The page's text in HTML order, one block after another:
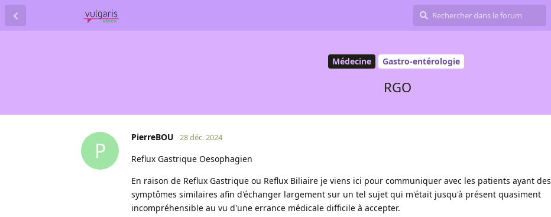
Médecine Gastro-entérologie
RGO
P
PierreBOU 28 déc. 2024
Reflux Gastrique Oesophagien
En raison de Reflux Gastrique ou Reflux Biliaire je viens ici pour communiquer avec les patients ayant des
symptômes similaires afin d'échanger largement sur un tel sujet qui m'était jusqu'à présent quasiment
incompréhensible au vu d'une errance médicale difficile à accepter.